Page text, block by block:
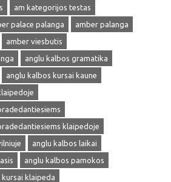
am kategorijos testas
palace palanga
amber palanga
amber viesbutis
anglu kalbos gramatika
anglu kalbos kursai kaune
klaipedoje
anglu kalbos laikai
anglu kalbos pamokos
kursai klaipeda